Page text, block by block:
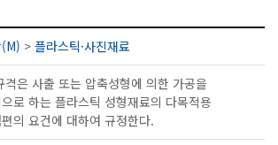
> 플라스틱·사진재료
격은 사출 또는 압축성형에 의한 가공을
로 하는 플라스틱 성형재료의 다목적용
의 요건에 대하여 규정한다.